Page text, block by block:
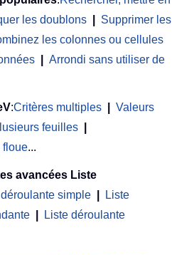
les doublons
Supprimer les
les colonnes ou cellules
Arrondi sans utiliser de
:Critères multiples
Valeurs
feuilles
floue...
avancées Liste
déroulante simple
Liste
Liste déroulante